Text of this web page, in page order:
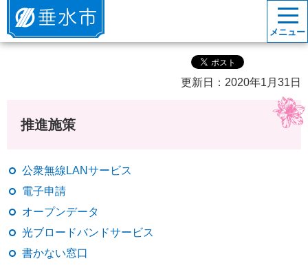
垂水市
メニュー
更新日：2020年1月31日
推進施策
公衆無線LANサービス
電子申請
オープンデータ
光ブロードバンドサービス
書かない窓口